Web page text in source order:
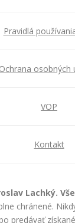
Pravidlá
Ochrana osobných
VOP
Kontakt
Lachký.
chránené.
predávať